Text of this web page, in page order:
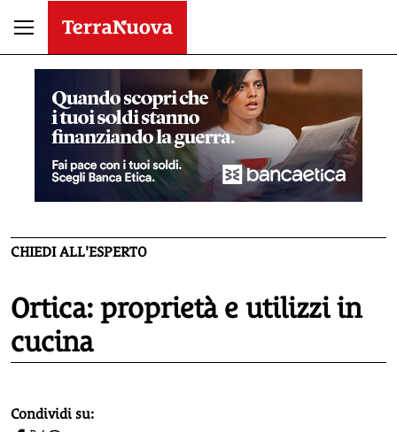
CHIEDI ALL'ESPERTO
Ortica: proprietà e utilizzi in
cucina
homepage h2
Condividi su: